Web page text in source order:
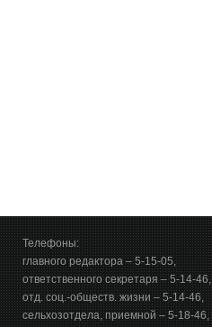
Телефоны:
главного редактора – 5-15-05,
ответственного секретаря – 5-14-46,
отд. соц.-обществ. жизни – 5-14-46,
сельхозотдела, приемной – 5-18-46,